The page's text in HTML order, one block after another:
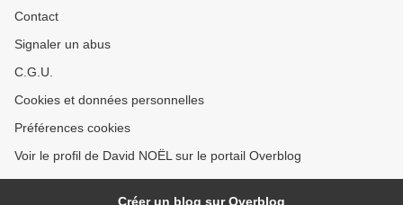
Contact
Signaler un abus
C.G.U.
Cookies et données personnelles
Préférences cookies
Voir le profil de David NOËL sur le portail Overblog
Créer un blog sur Overblog